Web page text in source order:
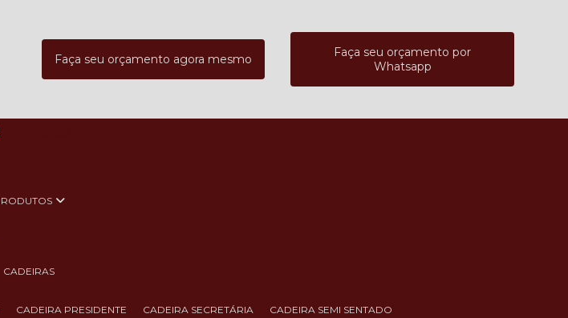
Faça seu orçamento agora mesmo
Faça seu orçamento por
Whatsapp
PRODUTOS
CADEIRAS
CADEIRA PRESIDENTE CADEIRA SECRETÁRIA CADEIRA SEMI SENTADO